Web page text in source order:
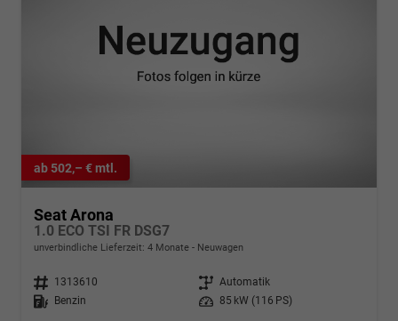
ab 502,– € mtl.
Seat Arona
1.0 ECO TSI FR DSG7
unverbindliche Lieferzeit: 4 Monate Neuwagen
Fahrzeugnr. 1313610 Getriebe Automatik
Kraftstoff
Benzin Leistung 85 kW (116 PS)